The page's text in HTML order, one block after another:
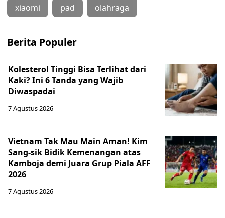
xiaomi pad olahraga
Berita Populer
Kolesterol Tinggi Bisa Terlihat dari
Kaki? Ini 6 Tanda yang Wajib
Diwaspadai
7 Agustus 2026
Vietnam Tak Mau Main Aman! Kim
Sang-sik Bidik Kemenangan atas
Kamboja demi Juara Grup Piala AFF
2026
7 Agustus 2026